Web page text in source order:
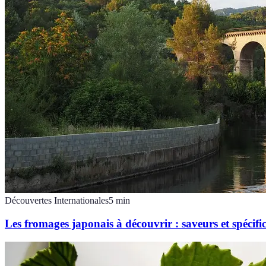
Découvertes Internationales5 min
Les fromages japonais à découvrir : saveurs et